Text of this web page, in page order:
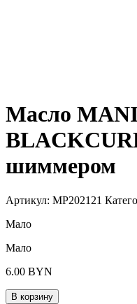
Масло
шиммером
Артикул: MP202121
Мало
Мало
6.00 BYN
В корзину